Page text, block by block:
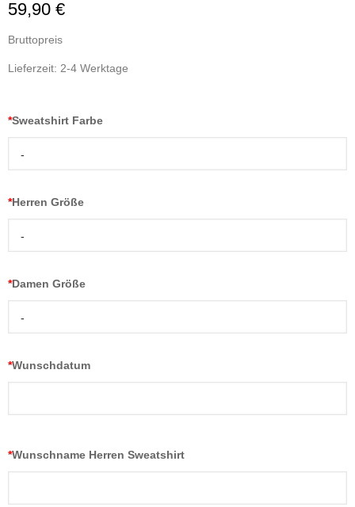
59,90 €
Bruttopreis
Lieferzeit: 2-4 Werktage
*Sweatshirt Farbe
-
*Herren Größe
-
*Damen Größe
-
*Wunschdatum
*Wunschname Herren Sweatshirt